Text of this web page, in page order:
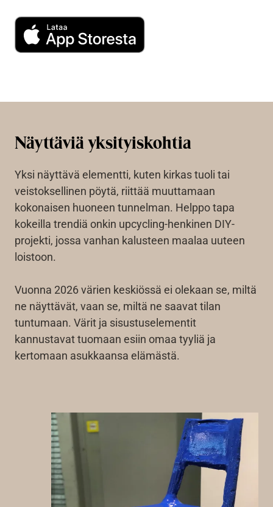
Näyttäviä yksityiskohtia
Yksi näyttävä elementti, kuten kirkas tuoli tai
veistoksellinen pöytä, riittää muuttamaan
kokonaisen huoneen tunnelman. Helppo tapa
kokeilla trendiä onkin upcycling-henkinen DIY-
projekti, jossa vanhan kalusteen maalaa uuteen
loistoon.
Vuonna 2026 värien keskiössä ei olekaan se, miltä
ne näyttävät, vaan se, miltä ne saavat tilan
tuntumaan. Värit ja sisustuselementit
kannustavat tuomaan esiin omaa tyyliä ja
kertomaan asukkaansa elämästä.